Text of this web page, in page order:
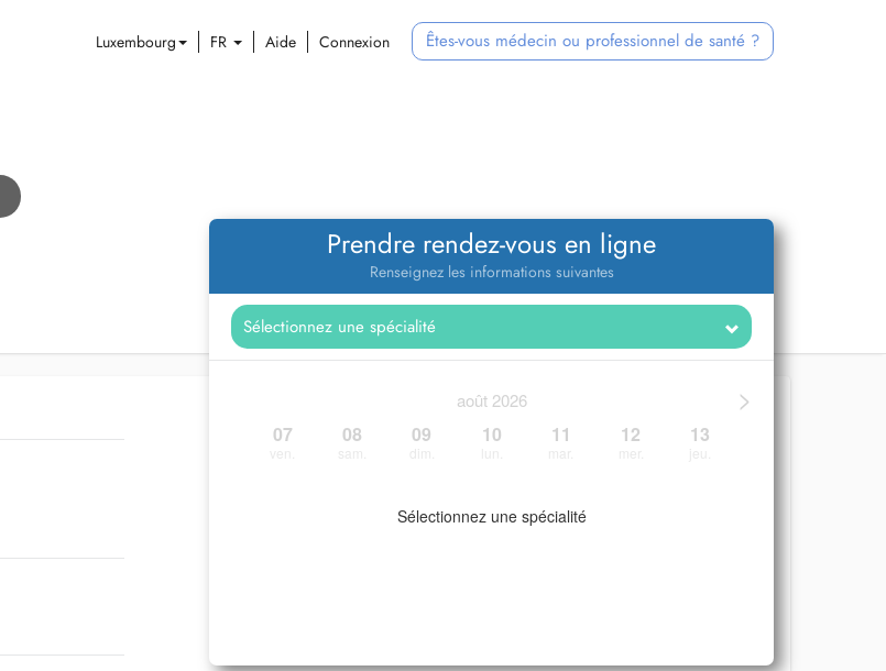
Luxembourg FR Aide Connexion Êtes-vous médecin ou professionnel de santé ?
Prendre rendez-vous en ligne
Renseignez les informations suivantes
>
août 2026
07 08 09 10 11 12 13
Sélectionnez une spécialité